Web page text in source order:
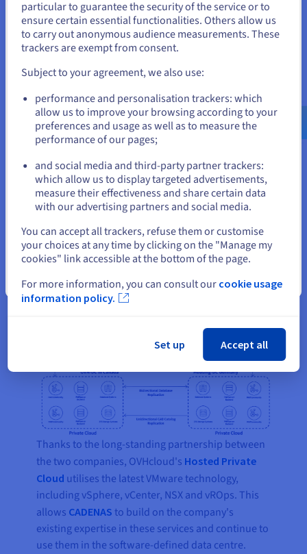
When operating outside of the European Union
CADENAStherefore uses other servers besides the
ones in the German data centre in Augsburg.
centre in Beauharnois, Canada, which offers the
required level of protection.
Database and storage systems for the CAD
generation backend "PARTserver" and the
eachCADENASdata centre location. For this
purpose, databases are replicated bi-directionally
and geographically isolated in the data centres.
differentiated to Canada and replicated
unidirectionally. All of OVHcloud's more than 30
managed and connected to each other via their
own fibre optic network. This provides
Thanks to the long-standing partnership between
the two companies, OVHcloud's Hosted Private
Cloud utilises the latest VMware technology,
including vSphere, vCenter, NSX and vROps. This
allows CADENASto build on the company's
existing expertise in these services and continue to
use them in the software-defined data centre.
bevinden.
Als je wilt bestellen vanuit [land], moet je de juiste website
doorbladeren en een account aanmaken.
us.ovhcloud.com/
Engels USD - $
or
Blijf op de huidige website
Sluiten
particular to guarantee the security of the service or to
ensure certain essential functionalities. Others allow us
to carry out anonymous audience measurements. These
trackers are exempt from consent.
Subject to your agreement, we also use:
performance and personalisation trackers: which
allow us to improve your browsing according to your
preferences and usage as well as to measure the
performance of our pages;
and social media and third-party partner trackers:
which allow us to display targeted advertisements,
measure their effectiveness and share certain data
with our advertising partners and social media.
You can accept all trackers, refuse them or customise
your choices at any time by clicking on the "Manage my
cookies" link accessible at the bottom of the page.
For more information, you can consult our cookie usage
information policy.
Set up Accept all